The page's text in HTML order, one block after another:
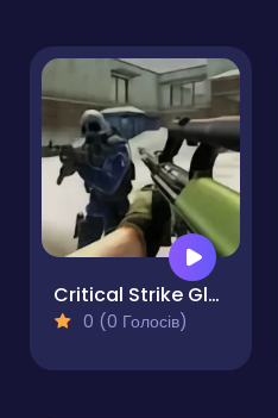
Critical Strike Global Ops
0 (0 Голосів)